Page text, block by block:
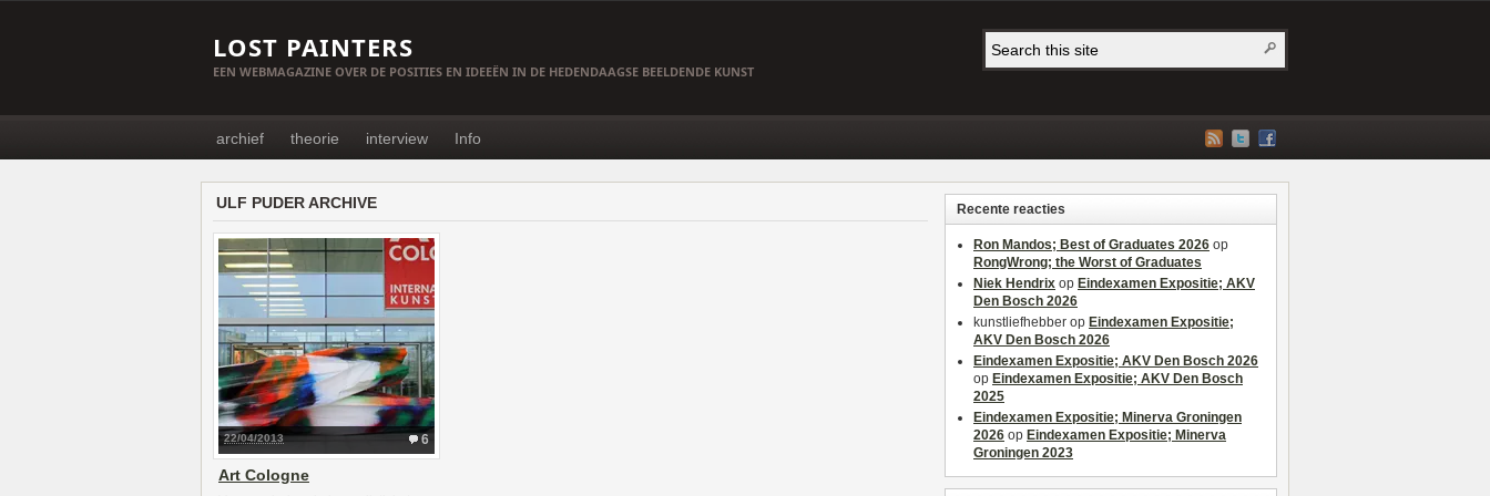
LOST PAINTERS
EEN WEBMAGAZINE OVER DE POSITIES EN IDEEËN IN DE HEDENDAAGSE BEELDENDE KUNST
archief theorie interview Info
ULF PUDER ARCHIVE
6
22/04/2013
Art Cologne
Recente reacties
Ron Mandos; Best of Graduates 2026 op
RongWrong; the Worst of Graduates
Niek Hendrix op Eindexamen Expositie; AKV
Den Bosch 2026
kunstliefhebber op Eindexamen Expositie;
AKV Den Bosch 2026
Eindexamen Expositie; AKV Den Bosch 2026
op Eindexamen Expositie; AKV Den Bosch
2025
Eindexamen Expositie; Minerva Groningen
2026 op Eindexamen Expositie; Minerva
Groningen 2023